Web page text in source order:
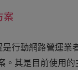
案
是行動網路營運業
。其是目前使用